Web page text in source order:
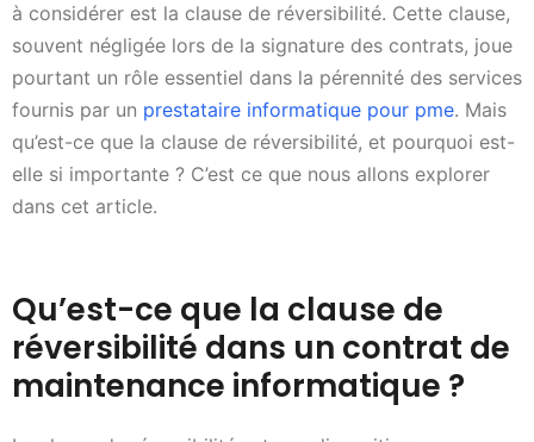
à considérer est la clause de réversibilité. Cette clause,
souvent négligée lors de la signature des contrats, joue
pourtant un rôle essentiel dans la pérennité des services
fournis par un prestataire informatique pour pme. Mais
qu’est-ce que la clause de réversibilité, et pourquoi est-
elle si importante ? C’est ce que nous allons explorer
dans cet article.
Qu’est-ce que la clause de
réversibilité dans un contrat de
maintenance informatique ?